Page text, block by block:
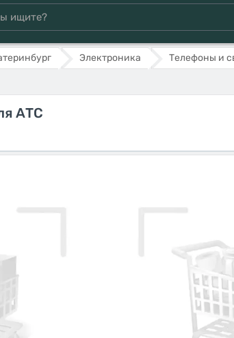
Электроника Телефоны и
АТС